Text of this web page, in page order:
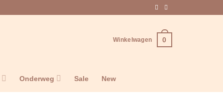
Winkelwagen 0
Onderweg Sale New